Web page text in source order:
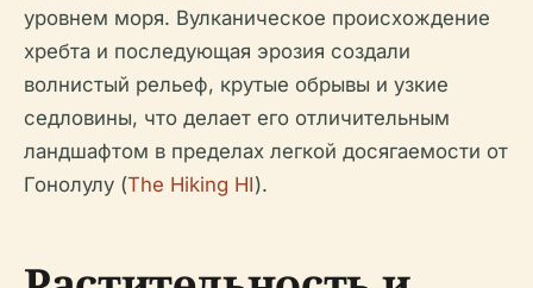
уровнем моря. Вулканическое происхождение
хребта и последующая эрозия создали
волнистый рельеф, крутые обрывы и узкие
седловины, что делает его отличительным
ландшафтом в пределах легкой досягаемости от
Гонолулу (The Hiking HI).